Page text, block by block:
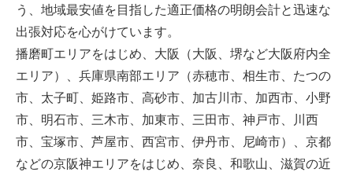
う、地域最安値を目指した適正価格の明朗会計と迅速な
出張対応を心がけています。
播磨町エリアをはじめ、大阪（大阪、堺など大阪府内全
エリア）、兵庫県南部エリア（赤穂市、相生市、たつの
市、太子町、姫路市、高砂市、加古川市、加西市、小野
市、明石市、三木市、加東市、三田市、神戸市、川西
市、宝塚市、芦屋市、西宮市、伊丹市、尼崎市）、京都
などの京阪神エリアをはじめ、奈良、和歌山、滋賀の近